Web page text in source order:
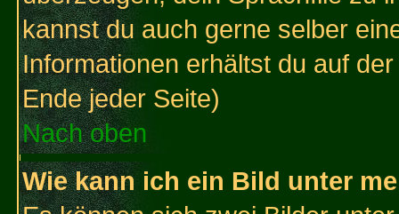
kannst du auch gerne selber
Informationen erhältst du auf
Ende jeder Seite)
Nach oben
Wie kann ich ein Bild unter